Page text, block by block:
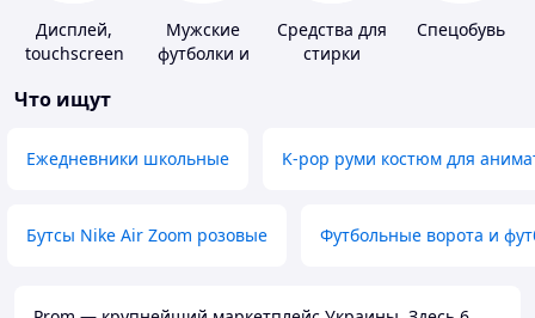
Дисплей,
touchscreen
телефонов
Мужские
футболки и
Средства для
стирки
Спецобувь
Что ищут
Ежедневники школьные K-pop руми костюм для
Бутсы Nike Air Zoom розовые Футбольные ворота и